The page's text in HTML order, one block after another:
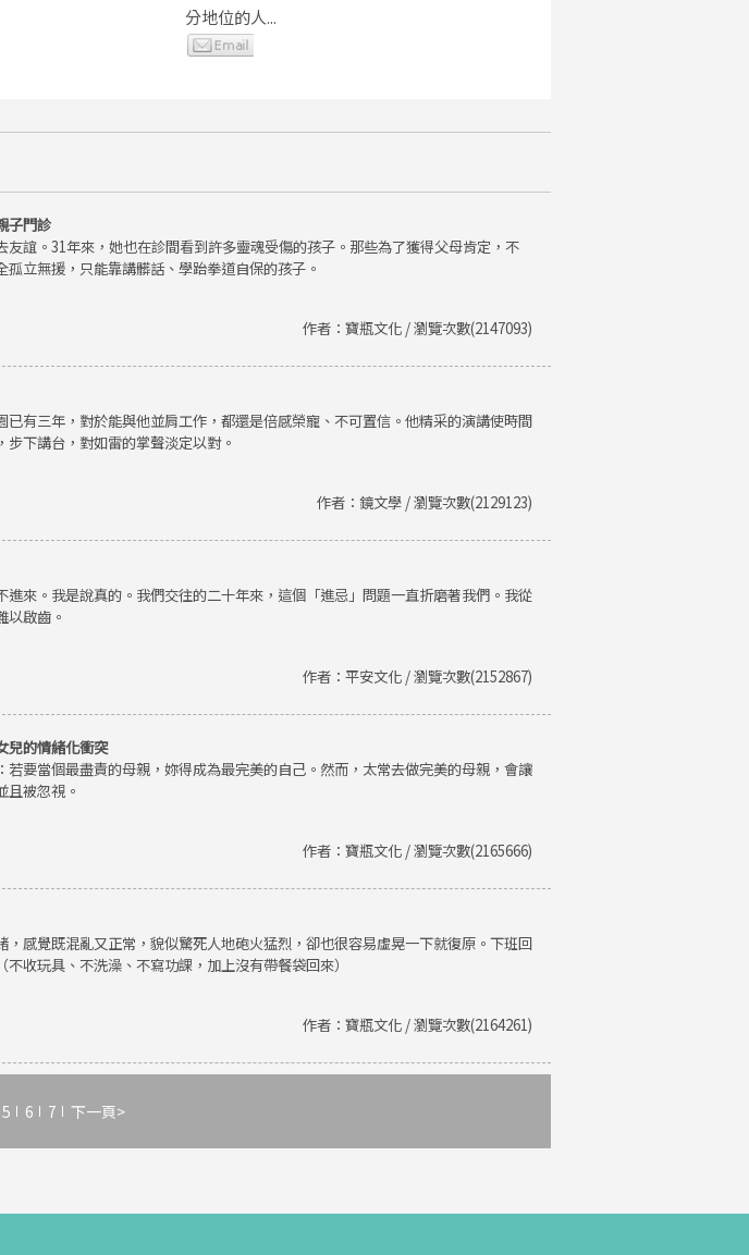
分地位的人...
子門診
誼。31年來，她也在診間看到許多靈魂受傷的孩子。那些為了獲得父母肯定，不
立無援，只能靠講髒話、學跆拳道自保的孩子。
作者：寶瓶文化 / 瀏覽次數(2147093)
已有三年，對於能與他並肩工作，都還是倍感榮寵、不可置信。他精采的演講使時間
下講台，對如雷的掌聲淡定以對。
作者：鏡文學 / 瀏覽次數(2129123)
進來。我是說真的。我們交往的二十年來，這個「進忌」問題一直折磨著我們。我從
以啟齒。
作者：平安文化 / 瀏覽次數(2152867)
兒的情緒化衝突
若要當個最盡責的母親，妳得成為最完美的自己。然而，太常去做完美的母親，會讓
且被忽視。
作者：寶瓶文化 / 瀏覽次數(2165666)
，感覺既混亂又正常，貌似驚死人地砲火猛烈，卻也很容易虛晃一下就復原。下班回
收玩具、不洗澡、不寫功課，加上沒有帶餐袋回來）
作者：寶瓶文化 / 瀏覽次數(2164261)
5 6 7 下一頁>